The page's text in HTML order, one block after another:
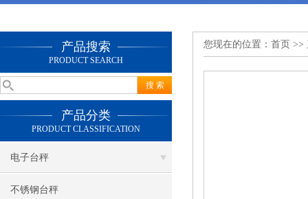
产品搜索
PRODUCT SEARCH
产品分类
PRODUCT CLASSIFICATION
电子台秤
不锈钢台秤
您现在的位置： 首页 >>